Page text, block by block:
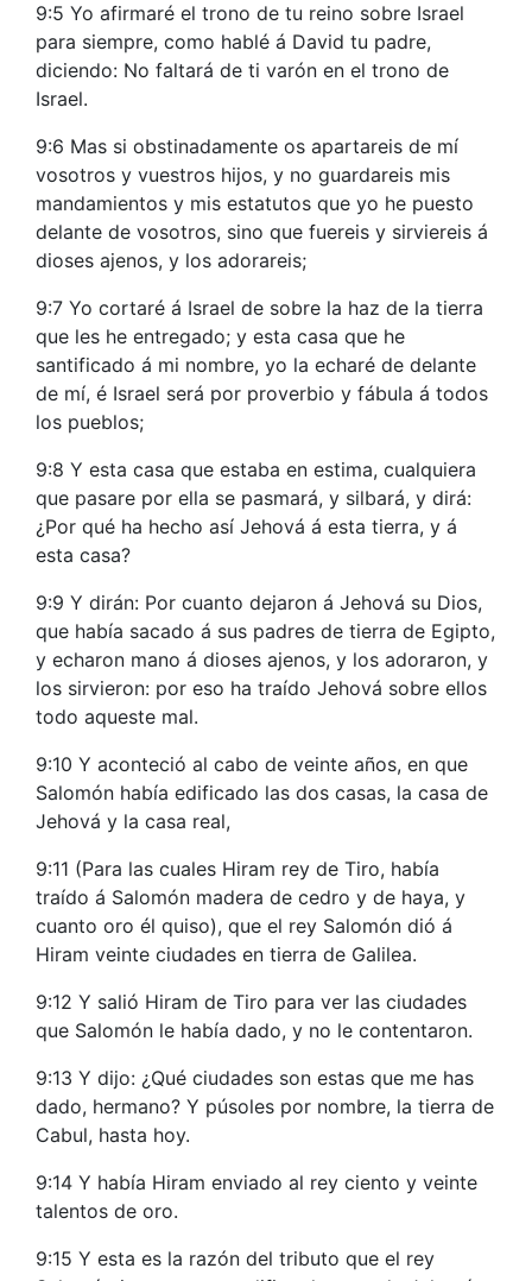
9:5 Yo afirmaré el trono de tu reino sobre Israel
para siempre, como hablé á David tu padre,
diciendo: No faltará de ti varón en el trono de
Israel.
9:6 Mas si obstinadamente os apartareis de mí
vosotros y vuestros hijos, y no guardareis mis
mandamientos y mis estatutos que yo he puesto
delante de vosotros, sino que fuereis y sirviereis á
dioses ajenos, y los adorareis;
9:7 Yo cortaré á Israel de sobre la haz de la tierra
que les he entregado; y esta casa que he
santificado á mi nombre, yo la echaré de delante
de mí, é Israel será por proverbio y fábula á todos
los pueblos;
9:8 Y esta casa que estaba en estima, cualquiera
que pasare por ella se pasmará, y silbará, y dirá:
¿Por qué ha hecho así Jehová á esta tierra, y á
esta casa?
9:9 Y dirán: Por cuanto dejaron á Jehová su Dios,
que había sacado á sus padres de tierra de Egipto,
y echaron mano á dioses ajenos, y los adoraron, y
los sirvieron: por eso ha traído Jehová sobre ellos
todo aqueste mal.
9:10 Y aconteció al cabo de veinte años, en que
Salomón había edificado las dos casas, la casa de
Jehová y la casa real,
9:11 (Para las cuales Hiram rey de Tiro, había
traído á Salomón madera de cedro y de haya, y
cuanto oro él quiso), que el rey Salomón dió á
Hiram veinte ciudades en tierra de Galilea.
9:12 Y salió Hiram de Tiro para ver las ciudades
que Salomón le había dado, y no le contentaron.
9:13 Y dijo: ¿Qué ciudades son estas que me has
dado, hermano? Y púsoles por nombre, la tierra de
Cabul, hasta hoy.
9:14 Y había Hiram enviado al rey ciento y veinte
talentos de oro.
9:15 Y esta es la razón del tributo que el rey